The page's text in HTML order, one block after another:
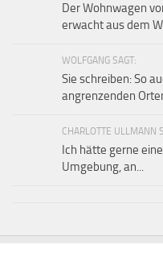
Der Wohnwagen
erwacht aus dem
WOLFGANG SAGT:
Sie schreiben: So
angrenzenden
CHARLOTTE ULLMANN
Ich hätte gerne
Umgebung, an...